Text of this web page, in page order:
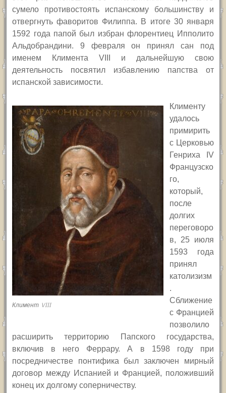
сумело противостоять испанскому большинству и
отвергнуть фаворитов Филиппа. В итоге 30 января
1592 года папой был избран флорентиец Ипполито
Альдобрандини. 9 февраля он принял сан под
именем КлиментаVIII и дальнейшую свою
деятельность посвятил избавлению папства от
испанской зависимости.
Климент VIII
Клименту
удалось
примирить
с Церковью
Генриха
IV
Французско
го,
который,
после
долгих
переговоро
в, 25 июля
1593 года
принял
католизизм
.
Сближение
с Францией
позволило
расширить территорию Папского государства,
включив в него Феррару. А в 1598 году при
посредничестве понтифика был заключен мирный
договор между Испанией и Францией, положивший
конец их долгому соперничеству.